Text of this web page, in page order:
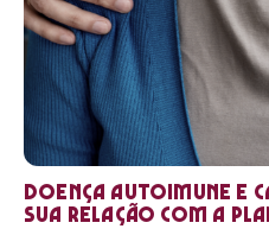
Doença autoimune e
sua relação com a